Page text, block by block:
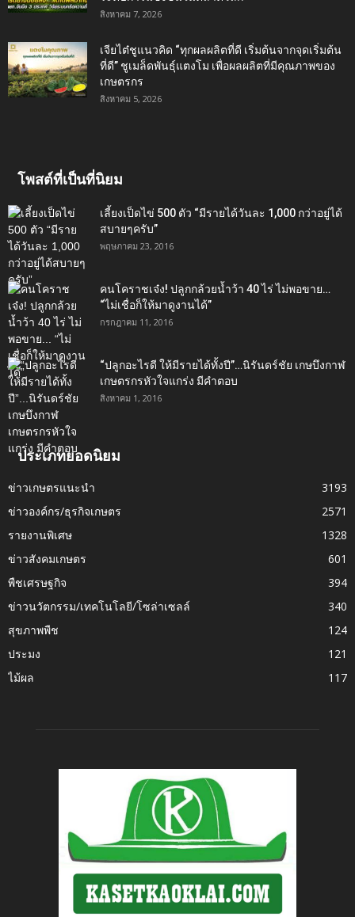
สิงหาคม 7, 2026
เจียไต๋ชูแนวคิด “ทุกผลผลิตที่ดี เริ่มต้นจากจุดเริ่มต้น
ที่ดี” ชูเมล็ดพันธุ์แตงโม เพื่อผลผลิตที่มีคุณภาพของ
เกษตรกร
สิงหาคม 5, 2026
โพสต์ที่เป็นที่นิยม
เลี้ยงเป็ดไข่ 500 ตัว “มีรายได้วันละ 1,000 กว่าอยู่ได้
สบายๆครับ”
พฤษภาคม 23, 2016
คนโคราชเจ๋ง! ปลูกกล้วยน้ำว้า 40 ไร่ ไม่พอขาย…
“ไม่เชื่อก็ให้มาดูงานได้”‬
กรกฎาคม 11, 2016
“ปลูกอะไรดี ให้มีรายได้ทั้งปี”…นิรันดร์ชัย เกษบึงกาฬ
เกษตรกรหัวใจแกร่ง มีคำตอบ
สิงหาคม 1, 2016
ประเภทยอดนิยม
ข่าวเกษตรแนะนำ
3193
ข่าวองค์กร/ธุรกิจเกษตร
2571
รายงานพิเศษ
1328
ข่าวสังคมเกษตร
601
พืชเศรษฐกิจ
394
ข่าวนวัตกรรม/เทคโนโลยี/โซล่าเซลล์
340
สุขภาพพืช
124
ประมง
121
ไม้ผล
117